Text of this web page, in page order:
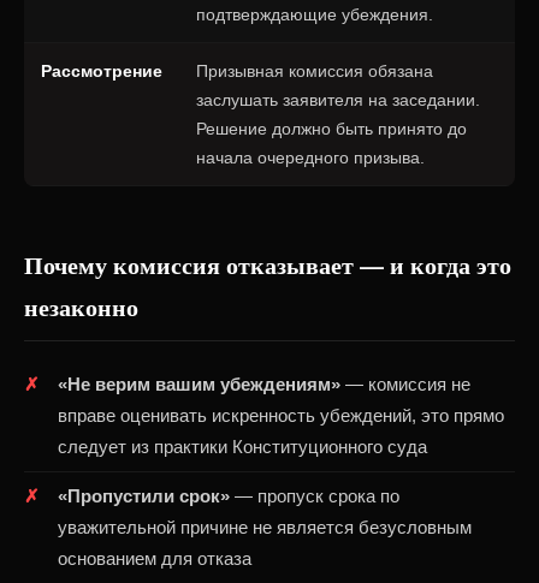
подтверждающие убеждения.
Рассмотрение
Призывная комиссия обязана
заслушать заявителя на заседании.
Решение должно быть принято до
начала очередного призыва.
Почему комиссия отказывает — и когда это
незаконно
«Не верим вашим убеждениям» — комиссия не
вправе оценивать искренность убеждений, это прямо
следует из практики Конституционного суда
«Пропустили срок» — пропуск срока по
уважительной причине не является безусловным
основанием для отказа